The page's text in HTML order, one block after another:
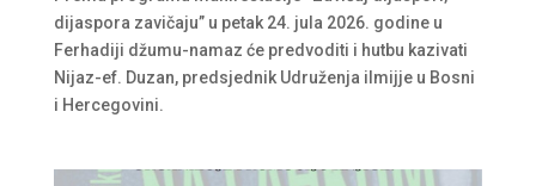
dijaspora zavičaju” u petak 24. jula 2026. godine u
Ferhadiji džumu-namaz će predvoditi i hutbu kazivati
Nijaz-ef. Duzan, predsjednik Udruženja ilmijje u Bosni
i Hercegovini.